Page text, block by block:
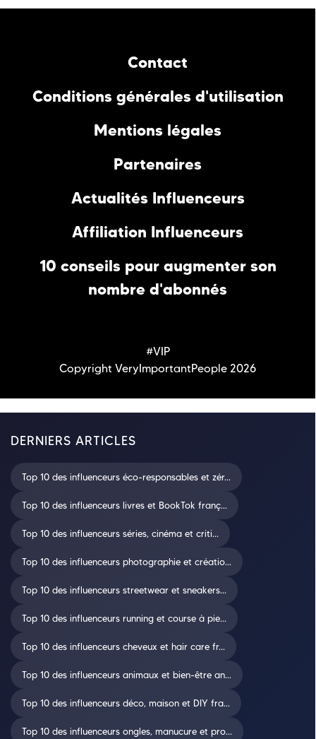
Contact
Conditions générales d'utilisation
Mentions légales
Partenaires
Actualités Influenceurs
Affiliation Influenceurs
10 conseils pour augmenter son
nombre d'abonnés
#VIP
Copyright VeryImportantPeople 2026
DERNIERS ARTICLES
Top 10 des influenceurs éco-responsables et zér...
Top 10 des influenceurs livres et BookTok franç...
Top 10 des influenceurs séries, cinéma et criti...
Top 10 des influenceurs photographie et créatio...
Top 10 des influenceurs streetwear et sneakers...
Top 10 des influenceurs running et course à pie...
Top 10 des influenceurs cheveux et hair care fr...
Top 10 des influenceurs animaux et bien-être an...
Top 10 des influenceurs déco, maison et DIY fra...
Top 10 des influenceurs ongles, manucure et pro...